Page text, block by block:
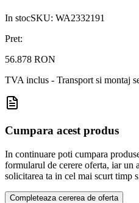
In stocSKU: WA2332191
Pret:
56.878 RON
TVA inclus - Transport si montaj
Cumpara acest produs
In continuare poti cumpara
formularul de cerere oferta, iar un
solicitarea ta in cel mai scurt timp
Completeaza cererea de oferta